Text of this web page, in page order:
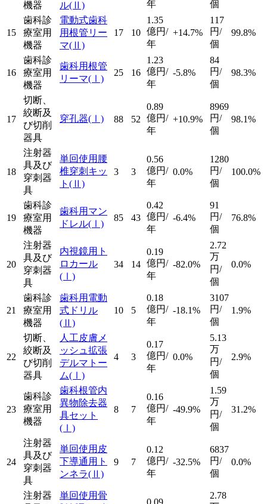
機器
ル(Ⅱ)
年
個
15
歯科診
療室用
機器
電動式歯科
用根管リー
マ(Ⅱ)
17 10
1.35
億円/
年
+14.7%
117
円/
個
99.8%
16
歯科診
療室用
機器
歯科用根管
リーマ(Ⅰ)
25 16
1.23
億円/
年
-5.8%
84
円/
個
98.3%
17
切断、
絞断及
び切削
器具
穿孔器(Ⅰ) 88 52
0.89
億円/
年
+10.9%
8969
円/
個
98.1%
18
注射器
具及び
穿刺器
具
単回使用腰
椎穿刺キッ
ト (Ⅱ)
3 3
0.56
億円/
年
0.0%
1280
円/
個
100.0%
19
歯科診
療室用
機器
歯科用マン
ドレル(Ⅰ)
85 43
0.42
億円/
年
-6.4%
91
円/
個
76.8%
20
注射器
具及び
穿刺器
具
内視鏡用ト
ロカール
(Ⅰ)
34 14
0.19
億円/
年
-82.0%
2.72
万
円/
個
0.0%
21
歯科診
療室用
機器
歯科用電動
式ドリル
(Ⅱ)
10 5
0.18
億円/
年
-18.1%
3107
円/
個
1.9%
22
切断、
絞断及
び切削
器具
人工皮膚メ
ッシュ拡張
デルマトー
ム(Ⅰ)
4 3
0.17
億円/
年
0.0%
5.13
万
円/
個
2.9%
23
歯科診
療室用
機器
歯科根管内
異物除去器
具セット
(Ⅰ)
8 7
0.16
億円/
年
-49.9%
1.59
万
円/
個
31.2%
24
注射器
具及び
穿刺器
具
単回使用皮
下導通用ト
ンネラ(Ⅱ)
9 7
0.12
億円/
年
-32.5%
6837
円/
個
0.0%
注射器
単回使用骨
2.78